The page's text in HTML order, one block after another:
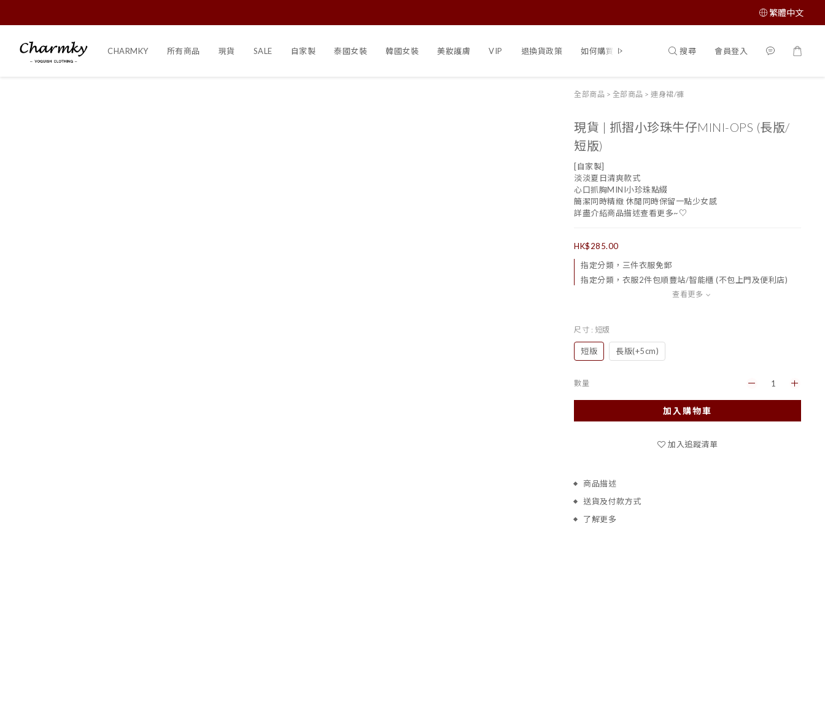
繁體中文
CHARMKY 所有商品 現貨 SALE 自家製 泰國女裝 韓國女裝 美妝護膚 VIP 退換貨政策 如何購買 搜尋 會員登入
全部商品 > 全部商品 > 連身裙/褲
現貨 | 抓摺小珍珠牛仔MINI-OPS (長版/
短版)
[自家製]
淡淡夏日清爽款式
心口抓胸MINI小珍珠點綴
簡潔同時精緻 休閒同時保留一點少女感
詳盡介紹商品描述查看更多~♡
HK$285.00
指定分類，三件衣服免郵
指定分類，衣服2件包順豐站/智能櫃 (不包上門及便利店)
查看更多
尺寸 : 短版
短版 長版(+5cm)
數量
加入購物車
加入追蹤清單
商品描述
送貨及付款方式
了解更多